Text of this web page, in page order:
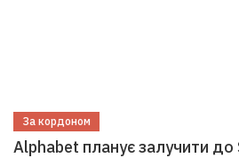
За кордоном
Alphabet планує залучити